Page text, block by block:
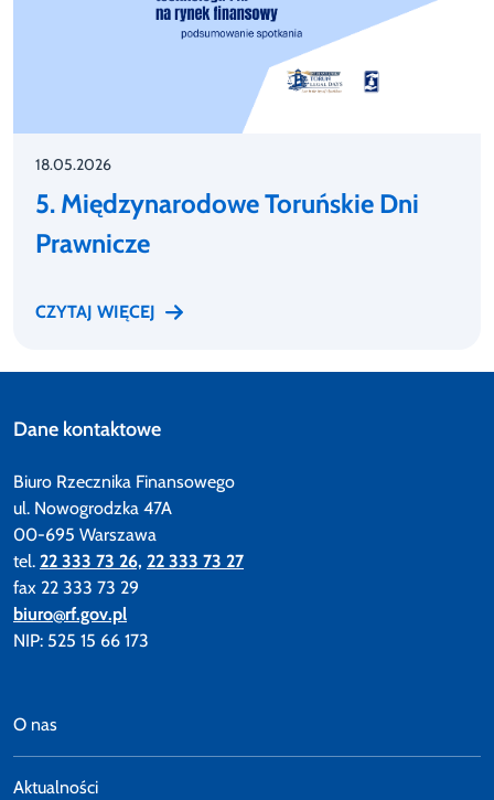
18.05.2026
5. Międzynarodowe Toruńskie Dni
Prawnicze
CZYTAJ WIĘCEJ
Dane kontaktowe
Biuro Rzecznika Finansowego
ul. Nowogrodzka 47A
00-695 Warszawa
tel. 22 333 73 26, 22 333 73 27
fax 22 333 73 29
biuro@rf.gov.pl
NIP: 525 15 66 173
O nas
Aktualności